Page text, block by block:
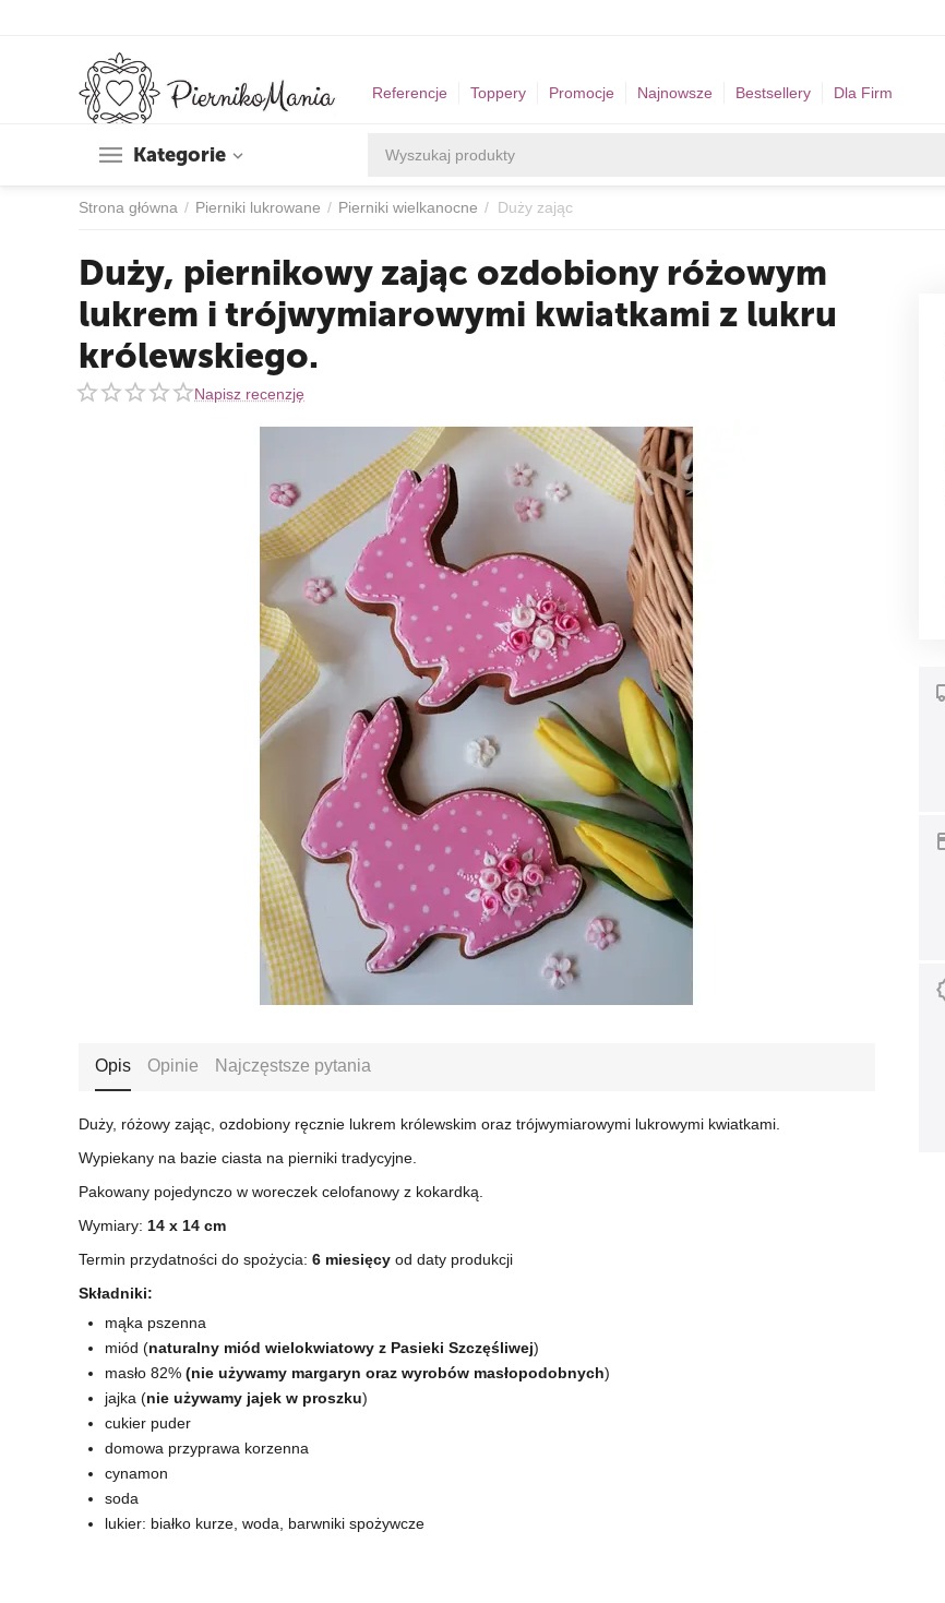
Referencje Toppery Promocje Najnowsze Bestsellery Dla Firm
Kategorie
Strona główna / Pierniki lukrowane / Pierniki wielkanocne / Duży zając
Duży, piernikowy zając ozdobiony różowym
lukrem i trójwymiarowymi kwiatkami z lukru
królewskiego.
Napisz recenzję
Opis Opinie Najczęstsze pytania
Duży, różowy zając, ozdobiony ręcznie lukrem królewskim oraz trójwymiarowymi lukrowymi kwiatkami.
Wypiekany na bazie ciasta na pierniki tradycyjne.
Pakowany pojedynczo w woreczek celofanowy z kokardką.
Wymiary: 14 x 14 cm
Termin przydatności do spożycia: 6 miesięcy od daty produkcji
Składniki:
mąka pszenna
miód (naturalny miód wielokwiatowy z Pasieki Szczęśliwej)
masło 82% (nie używamy margaryn oraz wyrobów masłopodobnych)
jajka (nie używamy jajek w proszku)
cukier puder
domowa przyprawa korzenna
cynamon
soda
lukier: białko kurze, woda, barwniki spożywcze